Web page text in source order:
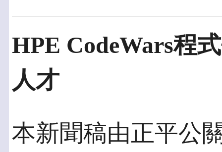
HPE CodeWars程
人才
本新聞稿由正平公